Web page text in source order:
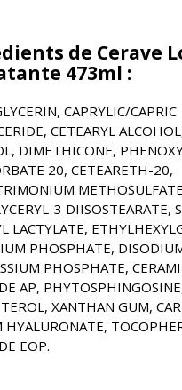
de Cerave
473ml :
CAPRYLIC/CAPRIC
CETEARYL
DIMETHICONE,
20, CETEARETH-20,
3 DIISOSTEARATE,
LACTYLATE,
PHOSPHATE,
PHOSPHATE,
AP,
XANTHAN GUM,
HYALURONATE,
EOP.